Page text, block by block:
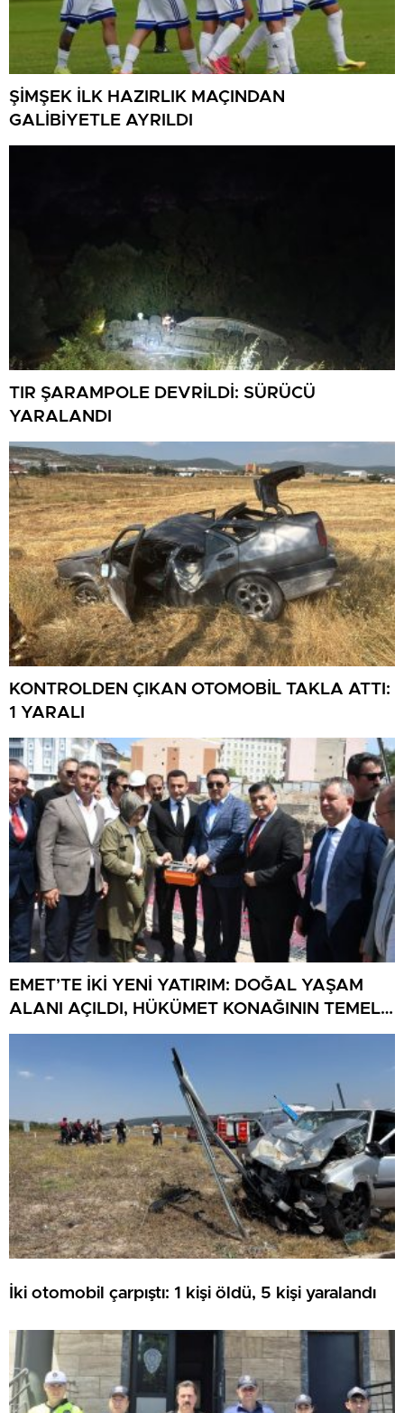
ŞİMŞEK İLK HAZIRLIK MAÇINDAN
GALİBİYETLE AYRILDI
TIR ŞARAMPOLE DEVRİLDİ: SÜRÜCÜ
YARALANDI
KONTROLDEN ÇIKAN OTOMOBİL TAKLA ATTI:
1 YARALI
EMET’TE İKİ YENİ YATIRIM: DOĞAL YAŞAM
ALANI AÇILDI, HÜKÜMET KONAĞININ TEMELİ
ATILDI
İki otomobil çarpıştı: 1 kişi öldü, 5 kişi yaralandı